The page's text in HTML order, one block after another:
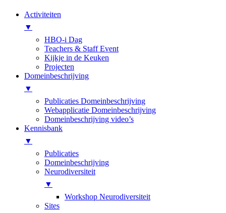
Activiteiten
▼
HBO-i Dag
Teachers & Staff Event
Kijkje in de Keuken
Projecten
Domeinbeschrijving
▼
Publicaties Domeinbeschrijving
Webapplicatie Domeinbeschrijving
Domeinbeschrijving video’s
Kennisbank
▼
Publicaties
Domeinbeschrijving
Neurodiversiteit
▼
Workshop Neurodiversiteit
Sites